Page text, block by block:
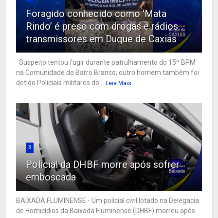
Foragido conhecido como ‘Mata
Rindo’ é preso com drogas e rádios
transmissores em Duque de Caxias
Suspeito tentou fugir durante patrulhamento do 15º BPM
na Comunidade do Barro Branco; outro homem também foi
detido Policiais militares do...
Leia Mais
3
Policial da DHBF morre após sofrer
emboscada
BAIXADA FLUMINENSE - Um policial civil lotado na Delegacia
de Homicídios da Baixada Fluminense (DHBF) morreu após